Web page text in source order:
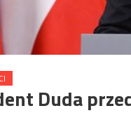
Duda